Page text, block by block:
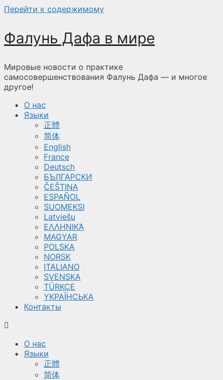
Перейти к содержимому
Фалунь Дафа в мире
Мировые новости о практике
самосовершенствования Фалунь Дафа — и многое
другое!
О нас
Языки
正體
简体
English
France
Deutsch
БЪЛГАРСКИ
ČEŠTINA
ESPAÑOL
SUOMEKSI
Latviešu
ΕΛΛΗΝΙΚΆ
MAGYAR
POLSKA
NORSK
ITALIANO
SVENSKA
TÜRKÇE
YКРАЇНСЬКА
Контакты
О нас
Языки
正體
简体